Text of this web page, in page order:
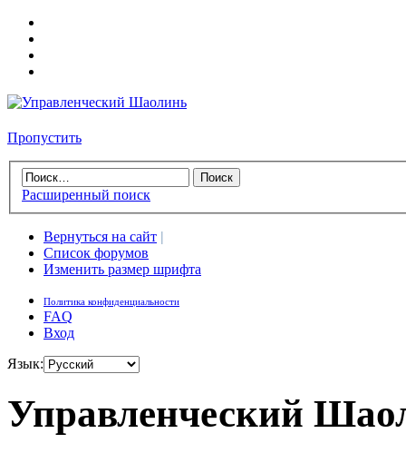
Пропустить
Расширенный поиск
Вернуться на сайт |
Список форумов
Изменить размер шрифта
Политика конфиденциальности
FAQ
Вход
Язык:
Управленческий